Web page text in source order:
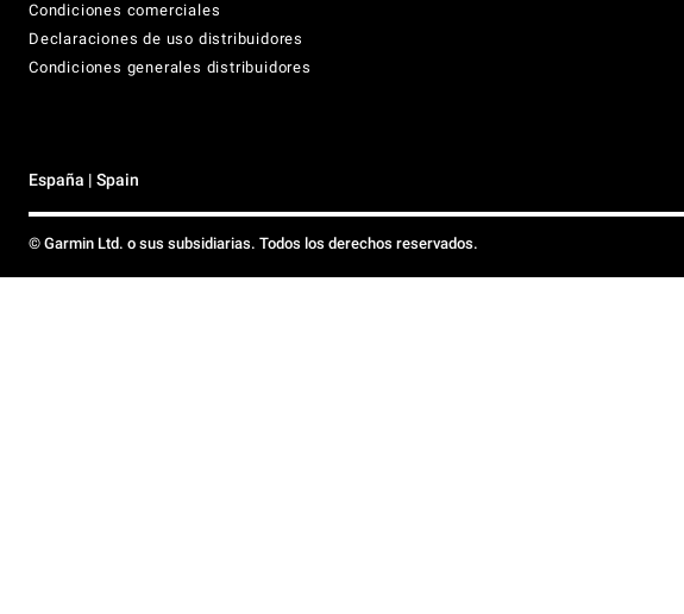
Condiciones comerciales
Declaraciones de uso distribuidores
Condiciones generales distribuidores
España | Spain
© Garmin Ltd. o sus subsidiarias. Todos los derechos reservados.